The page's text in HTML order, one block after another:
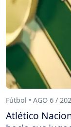
Fútbol • AGO 6 /
Atlético